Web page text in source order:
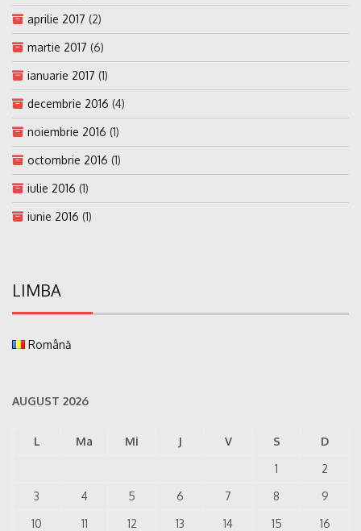
aprilie 2017 (2)
martie 2017 (6)
ianuarie 2017 (1)
decembrie 2016 (4)
noiembrie 2016 (1)
octombrie 2016 (1)
iulie 2016 (1)
iunie 2016 (1)
LIMBA
Română
AUGUST 2026
L Ma Mi J V S
D
1
2
3
4 5 6 7 8
9
10
11 12 13 14 15 16